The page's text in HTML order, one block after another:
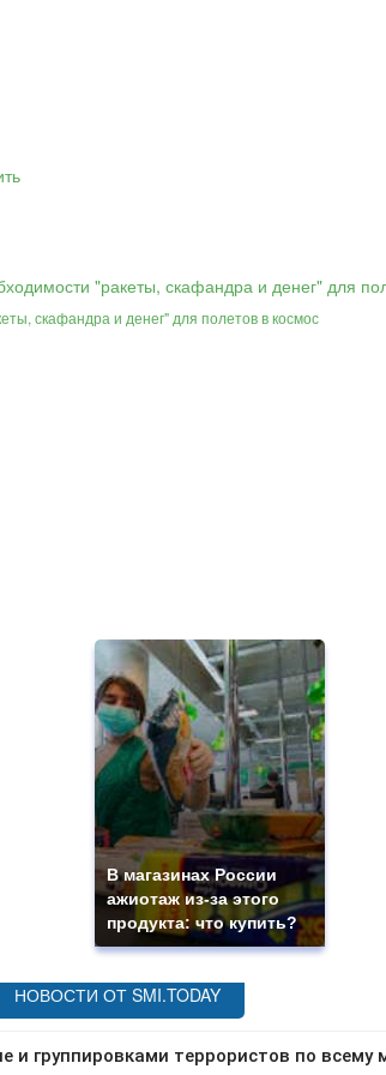
скафандра и денег" для полетов в космос
В магазинах России
ажиотаж из-за этого
продукта: что купить?